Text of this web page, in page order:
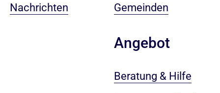
Nachrichten
Gemeinden
Angebot
Beratung & Hilfe